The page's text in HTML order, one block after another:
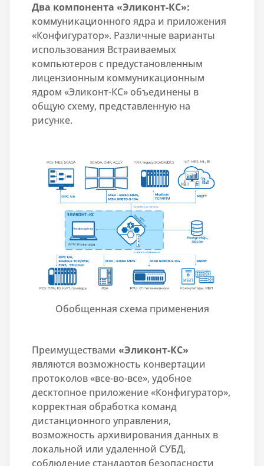
Два компонента «Эликонт-КС»:
коммуникационного ядра и приложения
«Конфигуратор». Различные варианты
использования Встраиваемых
компьютеров с предустановленным
лицензионным коммуникационным
ядром «Эликонт-КС» объединены в
общую схему, представленную на
рисунке.
Обобщенная схема применения
Преимуществами «Эликонт-КС»
являются возможность конвертации
протоколов «все-во-все», удобное
десктопное приложение «Конфигуратор»,
корректная обработка команд
дистанционного управления,
возможность архивирования данных в
локальной или удаленной СУБД,
соблюдение стандартов безопасности